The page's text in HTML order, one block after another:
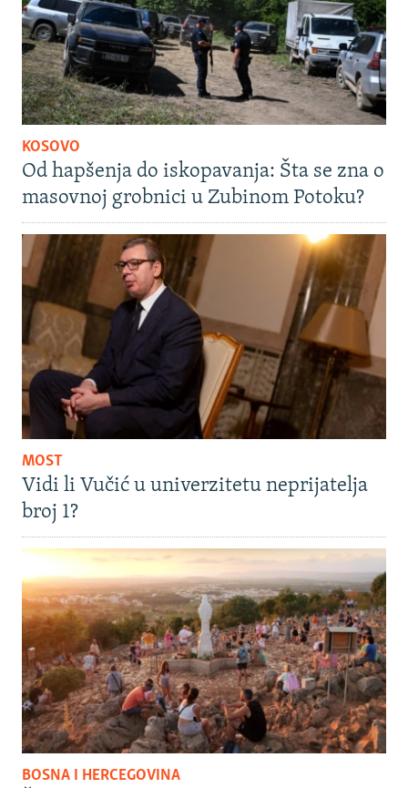
KOSOVO
Od hapšenja do iskopavanja: Šta se zna o
masovnoj grobnici u Zubinom Potoku?
MOST
Vidi li Vučić u univerzitetu neprijatelja
broj 1?
BOSNA I HERCEGOVINA